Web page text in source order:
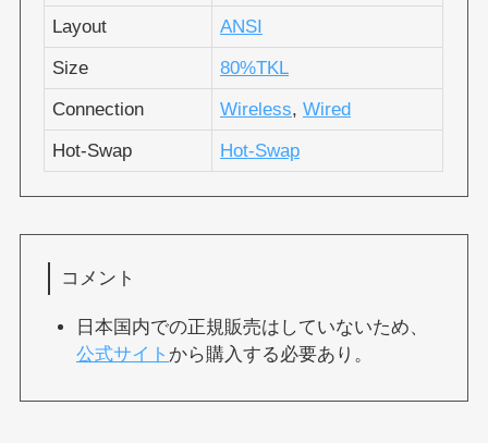
Layout
ANSI
Size
80%TKL
Connection
Wireless, Wired
Hot-Swap
Hot-Swap
コメント
日本国内での正規販売はしていないため、
公式サイト から購入する必要あり。